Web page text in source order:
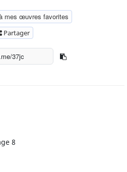
mes œuvres favorites
Partager
8